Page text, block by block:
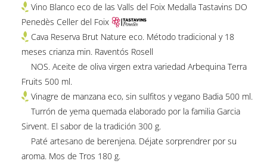
Vino Blanco eco de las Valls del Foix Medalla Tastavins DO
Penedès Celler del Foix
Cava Reserva Brut Nature eco. Método tradicional y 18
meses crianza min. Raventós Rosell
NOS. Aceite de oliva virgen extra variedad Arbequina Terra
Fruits 500 ml.
Vinagre de manzana eco, sin sulfitos y vegano Badia 500 ml.
Turrón de yema quemada elaborado por la familia Garcia
Sirvent. El sabor de la tradición 300 g.
Paté artesano de berenjena. Déjate sorprendrer por su
aroma. Mos de Tros 180 g.